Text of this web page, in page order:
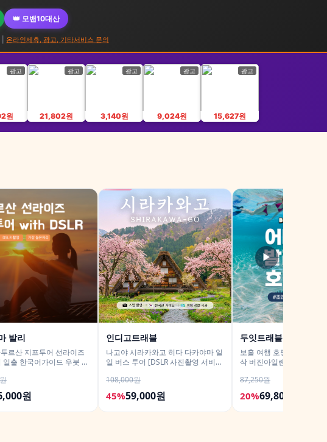
👑 모밴10대산
온라인제휴, 광고, 기타서비스 문의
광고
원
광고
21,802원
광고
3,140원
광고
9,024원
광고
15,627원
발리
르산 지프투어 선라이즈
일출 한국어가이드 우붓 짱
원
인디고트래블
나고야 시라카와고 히다 다카야마 일
일 버스 투어 [DSLR 사진촬영 서비
108,000원
45%59,000원
두잇트래블
보홀 여행 호핑투어 어메
삭 버진아일랜드 돌고래
87,250원
20%69,800원
▶